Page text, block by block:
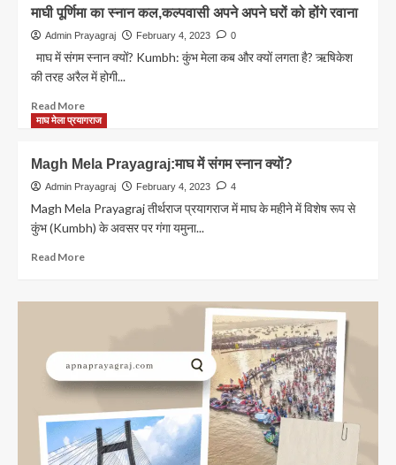
माघी पूर्णिमा का स्नान कल,कल्पवासी अपने अपने घरों को होंगे रवाना
Admin Prayagraj February 4, 2023 0
माघ में संगम स्नान क्यों? Kumbh: कुंभ मेला कब और क्यों लगता है? ऋषिकेश
की तरह अरैल में होगी...
Read MoreRead
more
पूर्णिमा
का
स्नान
कल,कल्पवासी
अपने
अपने
होंगे
माघ मेला प्रयागराज
Magh Mela Prayagraj:माघ में संगम स्नान क्यों?
Admin Prayagraj February 4, 2023 4
Magh Mela Prayagraj तीर्थराज प्रयागराज में माघ के महीने में विशेष रूप से
कुंभ (Kumbh) के अवसर पर गंगा यमुना...
Read MoreRead
Magh
में
संगम
स्नान